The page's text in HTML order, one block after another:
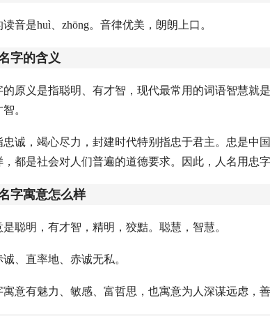
读音是huì、zhōng。音律优美，朗朗上口。
字的含义
的原义是指聪明、有才智，现代最常用的词语智慧就
。
忠诚，竭心尽力，封建时代特别指忠于君主。忠是中
都是社会对人们普遍的道德要求。因此，人名用忠字
字寓意怎么样
是聪明，有才智，精明，狡黠。聪慧，智慧。
诚、直率地、赤诚无私。
寓意有魅力、敏感、富哲思，也寓意为人深谋远虑，